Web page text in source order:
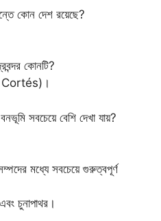
কোন দেশ রয়েছে?
কোনটি?
Cortés)।
সবচেয়ে বেশি দেখা যায়?
মধ্যে সবচেয়ে গুরুত্বপূর্ণ
চুনাপাথর।